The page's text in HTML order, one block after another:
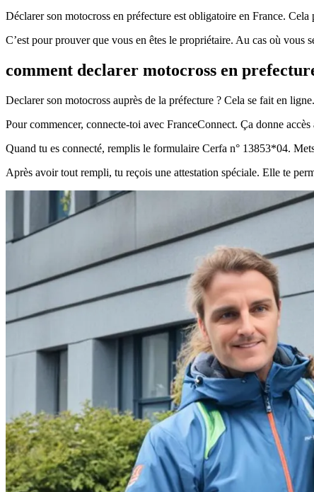
Déclarer son motocross en préfecture est obligatoire en France.
C’est pour prouver que vous en êtes le propriétaire. Au cas où vous
comment declarer motocross en
Declarer son motocross auprès de la préfecture ? Cela se fait en
Pour commencer, connecte-toi avec FranceConnect. Ça donne
Quand tu es connecté, remplis le formulaire Cerfa n° 13853*04.
Après avoir tout rempli, tu reçois une attestation spéciale. Elle te